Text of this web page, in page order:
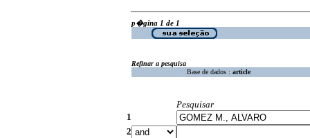
p�gina 1 de 1
Refinar a pesquisa
Base de dados : article
Pesquisar
1
2